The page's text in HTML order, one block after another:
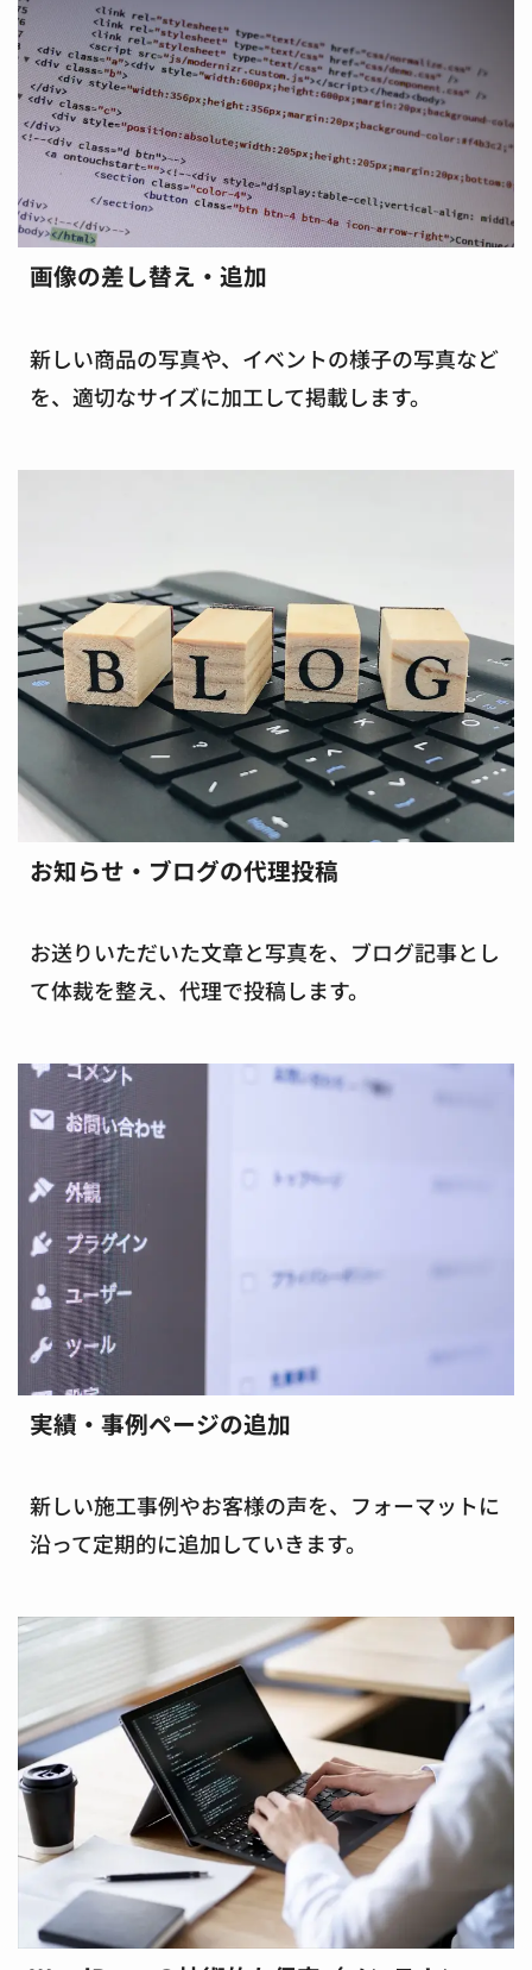
画像の差し替え・追加
新しい商品の写真や、イベントの様子の写真など
を、適切なサイズに加工して掲載します。
お知らせ・ブログの代理投稿
お送りいただいた文章と写真を、ブログ記事とし
て体裁を整え、代理で投稿します。
実績・事例ページの追加
新しい施工事例やお客様の声を、フォーマットに
沿って定期的に追加していきます。